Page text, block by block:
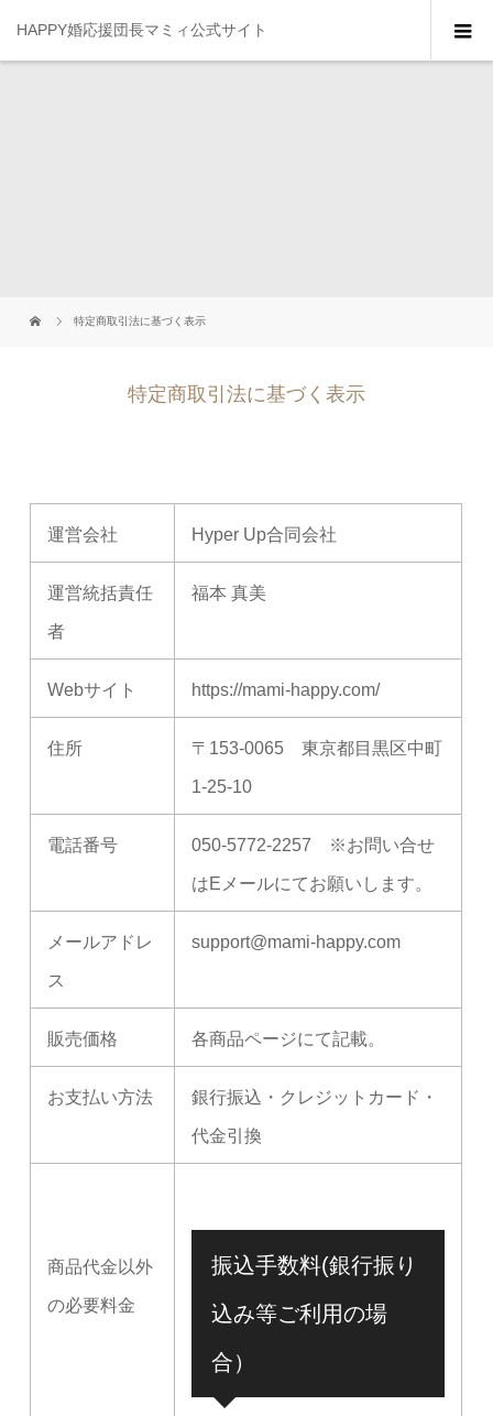
HAPPY婚応援団長マミィ公式サイト
特定商取引法に基づく表示
特定商取引法に基づく表示
運営会社 Hyper Up合同会社
運営統括責任
者
福本 真美
Webサイト https://mami-happy.com/
住所 〒153-0065 東京都目黒区中町
1-25-10
電話番号 050-5772-2257 ※お問い合せ
はEメールにてお願いします。
メールアドレ
ス
support@mami-happy.com
販売価格 各商品ページにて記載。
お支払い方法 銀行振込・クレジットカード・
代金引換
商品代金以外
の必要料金
振込手数料(銀行振り
込み等ご利用の場
合）